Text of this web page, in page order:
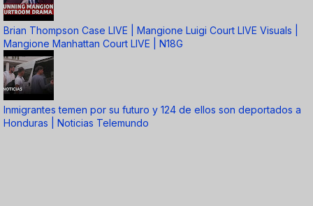
Brian Thompson Case LIVE | Mangione Luigi Court LIVE Visuals |
Mangione Manhattan Court LIVE | N18G
Inmigrantes temen por su futuro y 124 de ellos son deportados a
Honduras | Noticias Telemundo